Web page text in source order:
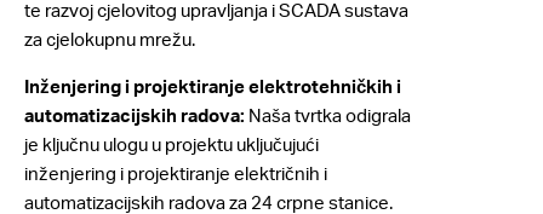
te razvoj cjelovitog upravljanja i SCADA sustava
za cjelokupnu mrežu.
Inženjering i projektiranje elektrotehničkih i
automatizacijskih radova: Naša tvrtka odigrala
je ključnu ulogu u projektu uključujući
inženjering i projektiranje električnih i
automatizacijskih radova za 24 crpne stanice.